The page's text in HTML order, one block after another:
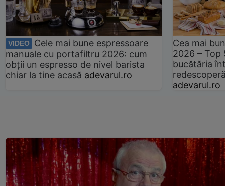
VIDEO
Cele mai bune espressoare
manuale cu portafiltru 2026: cum
obții un espresso de nivel barista
chiar la tine acasă adevarul.ro
Cea mai
2026 –
bucătăria
adevarul.ro